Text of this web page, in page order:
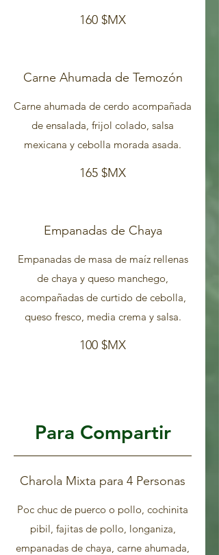
160 $MX
Carne Ahumada de Temozón
Carne ahumada de cerdo acompañada
de ensalada, frijol colado, salsa
mexicana y cebolla morada asada.
165 $MX
Empanadas de Chaya
Empanadas de masa de maíz rellenas
de chaya y queso manchego,
acompañadas de curtido de cebolla,
queso fresco, media crema y salsa.
100 $MX
Para Compartir
Charola Mixta para 4 Personas
Poc chuc de puerco o pollo, cochinita
pibil, fajitas de pollo, longaniza,
empanadas de chaya, carne ahumada,